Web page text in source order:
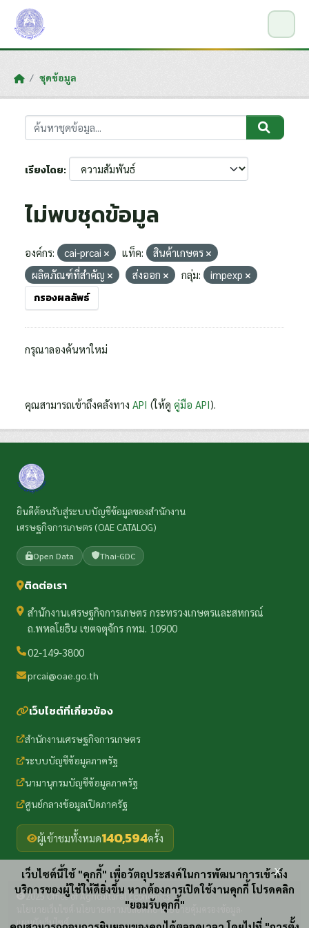
Skip to main content
ชุดข้อมูล
เรียงโดย
ไม่พบชุดข้อมูล
องค์กร: cai-prcai แท็ค:
สินค้าเกษตร
ผลิตภัณฑ์ที่สำคัญ
ส่งออก กลุ่ม: impexp
กรองผลลัพธ์
กรุณาลองค้นหาใหม่
คุณสามารถเข้าถึงคลังทาง API (ให้ดู คู่มือ API).
ยินดีต้อนรับสู่ระบบบัญชีข้อมูลของสำนักงาน
เศรษฐกิจการเกษตร (OAE CATALOG)
Open Data Thai-GDC
ติดต่อเรา
สำนักงานเศรษฐกิจการเกษตร กระทรวงเกษตรและสหกรณ์
ถ.พหลโยธิน เขตจตุจักร กทม. 10900
02-149-3800
prcai@oae.go.th
เว็บไซต์ที่เกี่ยวข้อง
สำนักงานเศรษฐกิจการเกษตร
ระบบบัญชีข้อมูลภาครัฐ
นามานุกรมบัญชีข้อมูลภาครัฐ
ศูนย์กลางข้อมูลเปิดภาครัฐ
ผู้เข้าชมทั้งหมด140,594ครั้ง
2025 Office of Agricultural Economics
นโยบายความปลอดภัย·นโยบายคุ้มครองข้อมูล
แผนผังเว็บไซต์
เว็บไซต์นี้ใช้ "คุกกี้" เพื่อวัตถุประสงค์ในการพัฒนาการเข้าถึง
บริการของผู้ใช้ให้ดียิ่งขึ้น หากต้องการเปิดใช้งานคุกกี้ โปรดคลิก
"ยอมรับคุกกี้"
x